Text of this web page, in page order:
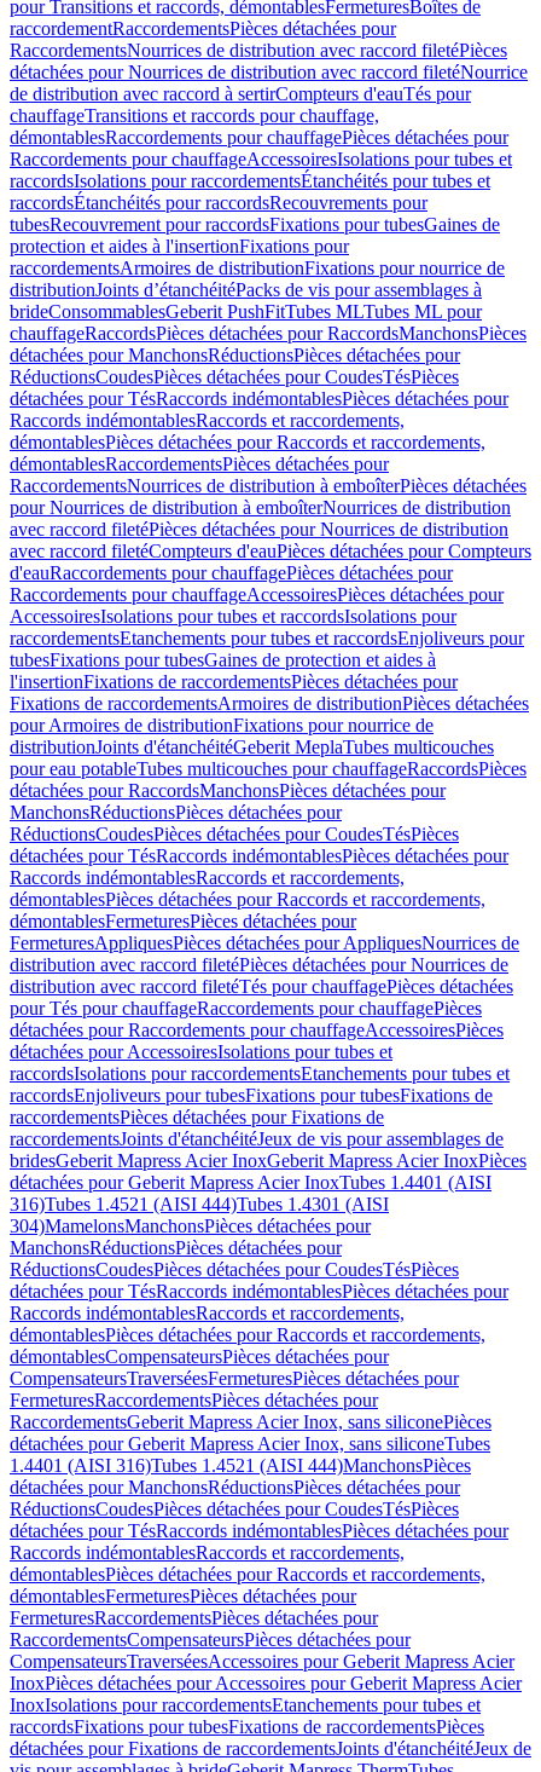
pour Transitions et raccords, démontablesFermeturesBoîtes de
raccordementRaccordementsPièces détachées pour
RaccordementsNourrices de distribution avec raccord filetéPièces
détachées pour Nourrices de distribution avec raccord filetéNourrice
de distribution avec raccord à sertirCompteurs d'eauTés pour
chauffageTransitions et raccords pour chauffage,
démontablesRaccordements pour chauffagePièces détachées pour
Raccordements pour chauffageAccessoiresIsolations pour tubes et
raccordsIsolations pour raccordementsÉtanchéités pour tubes et
raccordsÉtanchéités pour raccordsRecouvrements pour
tubesRecouvrement pour raccordsFixations pour tubesGaines de
protection et aides à l'insertionFixations pour
raccordementsArmoires de distributionFixations pour nourrice de
distributionJoints d’étanchéitéPacks de vis pour assemblages à
brideConsommablesGeberit PushFitTubes MLTubes ML pour
chauffageRaccordsPièces détachées pour RaccordsManchonsPièces
détachées pour ManchonsRéductionsPièces détachées pour
RéductionsCoudesPièces détachées pour CoudesTésPièces
détachées pour TésRaccords indémontablesPièces détachées pour
Raccords indémontablesRaccords et raccordements,
démontablesPièces détachées pour Raccords et raccordements,
démontablesRaccordementsPièces détachées pour
RaccordementsNourrices de distribution à emboîterPièces détachées
pour Nourrices de distribution à emboîterNourrices de distribution
avec raccord filetéPièces détachées pour Nourrices de distribution
avec raccord filetéCompteurs d'eauPièces détachées pour Compteurs
d'eauRaccordements pour chauffagePièces détachées pour
Raccordements pour chauffageAccessoiresPièces détachées pour
AccessoiresIsolations pour tubes et raccordsIsolations pour
raccordementsEtanchements pour tubes et raccordsEnjoliveurs pour
tubesFixations pour tubesGaines de protection et aides à
l'insertionFixations de raccordementsPièces détachées pour
Fixations de raccordementsArmoires de distributionPièces détachées
pour Armoires de distributionFixations pour nourrice de
distributionJoints d'étanchéitéGeberit MeplaTubes multicouches
pour eau potableTubes multicouches pour chauffageRaccordsPièces
détachées pour RaccordsManchonsPièces détachées pour
ManchonsRéductionsPièces détachées pour
RéductionsCoudesPièces détachées pour CoudesTésPièces
détachées pour TésRaccords indémontablesPièces détachées pour
Raccords indémontablesRaccords et raccordements,
démontablesPièces détachées pour Raccords et raccordements,
démontablesFermeturesPièces détachées pour
FermeturesAppliquesPièces détachées pour AppliquesNourrices de
distribution avec raccord filetéPièces détachées pour Nourrices de
distribution avec raccord filetéTés pour chauffagePièces détachées
pour Tés pour chauffageRaccordements pour chauffagePièces
détachées pour Raccordements pour chauffageAccessoiresPièces
détachées pour AccessoiresIsolations pour tubes et
raccordsIsolations pour raccordementsEtanchements pour tubes et
raccordsEnjoliveurs pour tubesFixations pour tubesFixations de
raccordementsPièces détachées pour Fixations de
raccordementsJoints d'étanchéitéJeux de vis pour assemblages de
bridesGeberit Mapress Acier InoxGeberit Mapress Acier InoxPièces
détachées pour Geberit Mapress Acier InoxTubes 1.4401 (AISI
316)Tubes 1.4521 (AISI 444)Tubes 1.4301 (AISI
304)MamelonsManchonsPièces détachées pour
ManchonsRéductionsPièces détachées pour
RéductionsCoudesPièces détachées pour CoudesTésPièces
détachées pour TésRaccords indémontablesPièces détachées pour
Raccords indémontablesRaccords et raccordements,
démontablesPièces détachées pour Raccords et raccordements,
démontablesCompensateursPièces détachées pour
CompensateursTraverséesFermeturesPièces détachées pour
FermeturesRaccordementsPièces détachées pour
RaccordementsGeberit Mapress Acier Inox, sans siliconePièces
détachées pour Geberit Mapress Acier Inox, sans siliconeTubes
1.4401 (AISI 316)Tubes 1.4521 (AISI 444)ManchonsPièces
détachées pour ManchonsRéductionsPièces détachées pour
RéductionsCoudesPièces détachées pour CoudesTésPièces
détachées pour TésRaccords indémontablesPièces détachées pour
Raccords indémontablesRaccords et raccordements,
démontablesPièces détachées pour Raccords et raccordements,
démontablesFermeturesPièces détachées pour
FermeturesRaccordementsPièces détachées pour
RaccordementsCompensateursPièces détachées pour
CompensateursTraverséesAccessoires pour Geberit Mapress Acier
InoxPièces détachées pour Accessoires pour Geberit Mapress Acier
InoxIsolations pour raccordementsEtanchements pour tubes et
raccordsFixations pour tubesFixations de raccordementsPièces
détachées pour Fixations de raccordementsJoints d'étanchéitéJeux de